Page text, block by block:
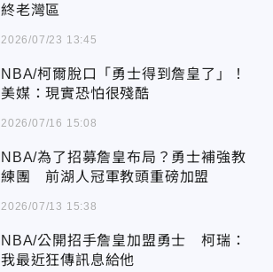
終老灣區
2026/07/23 13:45
NBA/柯爾脫口「勇士得到詹皇了」！
美媒：現實恐怕很殘酷
2026/07/16 15:08
NBA/為了招募詹皇布局？勇士補強教
練團 前湖人冠軍教頭重磅加盟
2026/07/13 15:38
NBA/公開招手詹皇加盟勇士 柯瑞：
我最近狂傳訊息給他